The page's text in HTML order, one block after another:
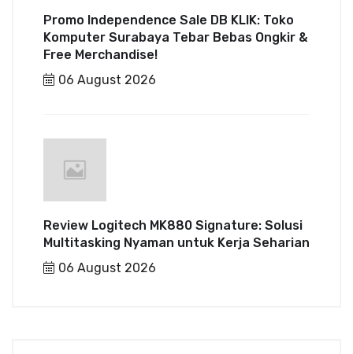
Promo Independence Sale DB KLIK: Toko
Komputer Surabaya Tebar Bebas Ongkir &
Free Merchandise!
06 August 2026
Review Logitech MK880 Signature: Solusi
Multitasking Nyaman untuk Kerja Seharian
06 August 2026